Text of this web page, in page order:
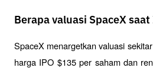
Berapa valuasi SpaceX saat
SpaceX menargetkan valuasi
harga IPO $135 per saham dan